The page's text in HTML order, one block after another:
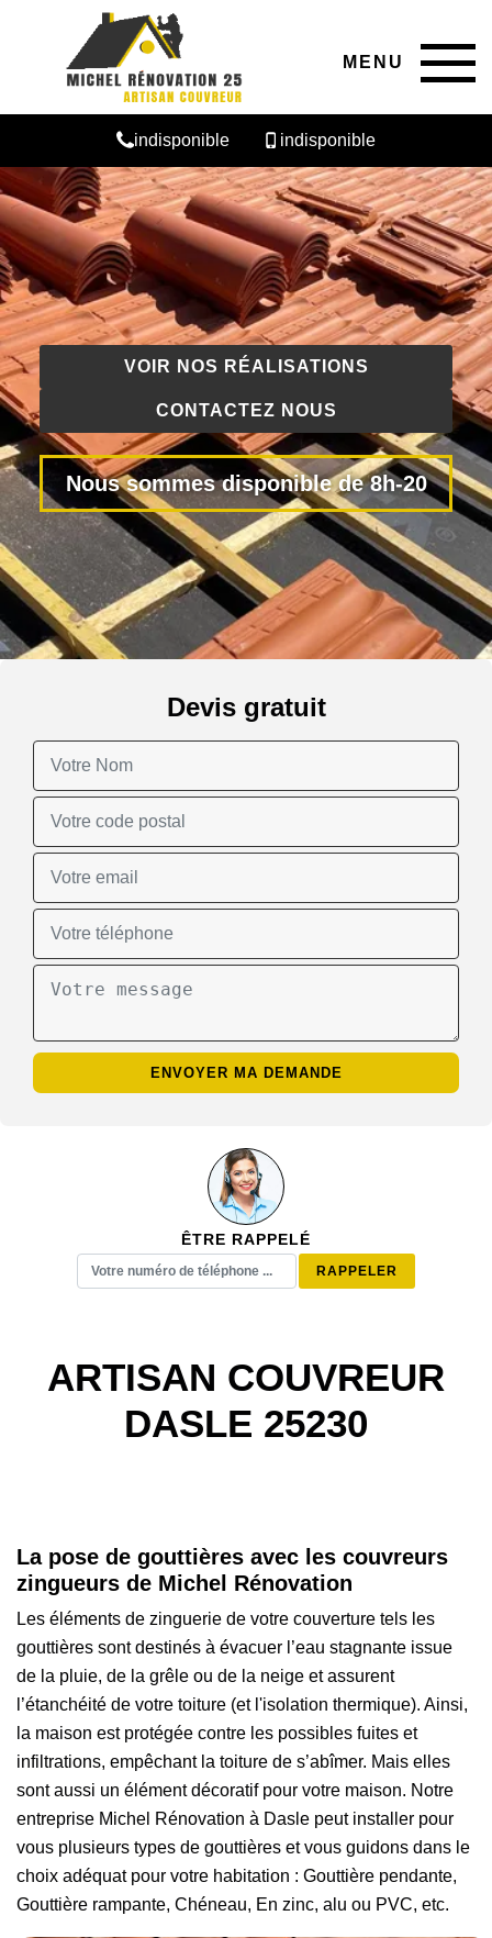
MENU
indisponible indisponible
VOIR NOS RÉALISATIONS
CONTACTEZ NOUS
Nous sommes disponible de 8h-20
Devis gratuit
ÊTRE RAPPELÉ
ARTISAN COUVREUR
DASLE 25230
La pose de gouttières avec les couvreurs
zingueurs de Michel Rénovation
Les éléments de zinguerie de votre couverture tels les
gouttières sont destinés à évacuer l’eau stagnante issue
de la pluie, de la grêle ou de la neige et assurent
l’étanchéité de votre toiture (et l'isolation thermique). Ainsi,
la maison est protégée contre les possibles fuites et
infiltrations, empêchant la toiture de s’abîmer. Mais elles
sont aussi un élément décoratif pour votre maison. Notre
entreprise Michel Rénovation à Dasle peut installer pour
vous plusieurs types de gouttières et vous guidons dans le
choix adéquat pour votre habitation : Gouttière pendante,
Gouttière rampante, Chéneau, En zinc, alu ou PVC, etc.